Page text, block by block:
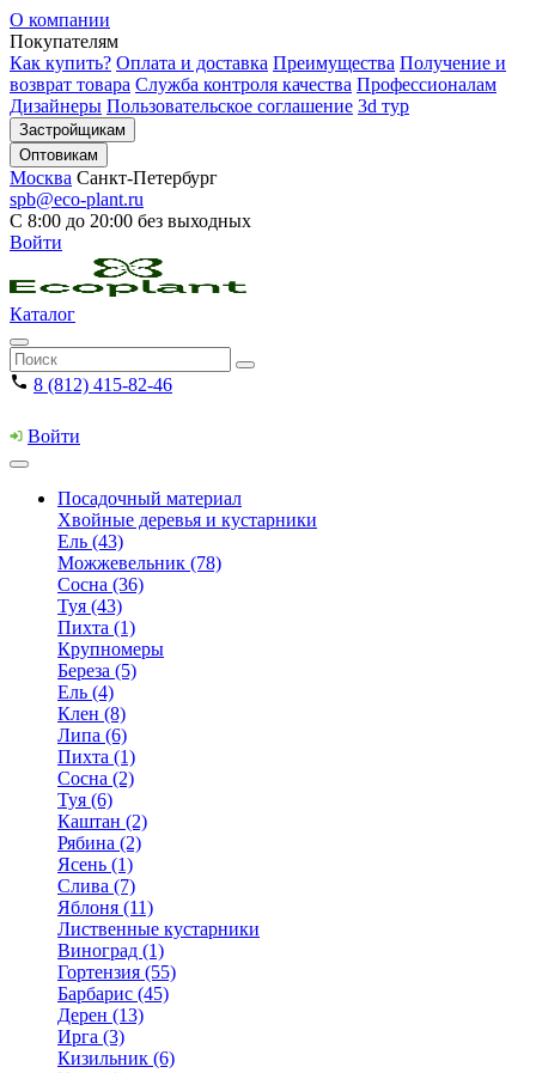
О компании
Покупателям
Как купить? Оплата и доставка Преимущества Получение и
возврат товара Служба контроля качества Профессионалам
Дизайнеры Пользовательское соглашение 3d тур
Застройщикам
Оптовикам
Москва Санкт-Петербург
spb@eco-plant.ru
С 8:00 до 20:00 без выходных
Войти
Каталог
8 (812) 415-82-46
Войти
Посадочный материал
Хвойные деревья и кустарники
Ель (43)
Можжевельник (78)
Сосна (36)
Туя (43)
Пихта (1)
Крупномеры
Береза (5)
Ель (4)
Клен (8)
Липа (6)
Пихта (1)
Сосна (2)
Туя (6)
Каштан (2)
Рябина (2)
Ясень (1)
Слива (7)
Яблоня (11)
Лиственные кустарники
Виноград (1)
Гортензия (55)
Барбарис (45)
Дерен (13)
Ирга (3)
Кизильник (6)